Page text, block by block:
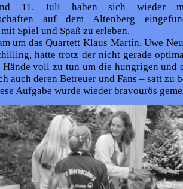
11. Juli haben sich wieder
auf dem Altenberg
Spiel und Spaß zu erleben.
um das Quartett Klaus Martin, Uwe
hatte trotz der nicht gerade
voll zu tun um die hungrigen und
auch deren Betreuer und Fans – satt zu
Aufgabe wurde wieder bravourös